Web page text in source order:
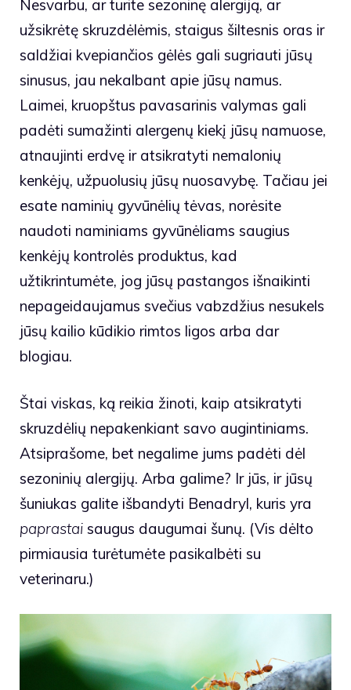
Nesvarbu, ar turite sezoninę alergiją, ar
užsikrėtę skruzdėlėmis, staigus šiltesnis oras ir
saldžiai kvepiančios gėlės gali sugriauti jūsų
sinusus, jau nekalbant apie jūsų namus.
Laimei, kruopštus pavasarinis valymas gali
padėti sumažinti alergenų kiekį jūsų namuose,
atnaujinti erdvę ir atsikratyti nemalonių
kenkėjų, užpuolusių jūsų nuosavybę. Tačiau jei
esate naminių gyvūnėlių tėvas, norėsite
naudoti naminiams gyvūnėliams saugius
kenkėjų kontrolės produktus, kad
užtikrintumėte, jog jūsų pastangos išnaikinti
nepageidaujamus svečius vabzdžius nesukels
jūsų kailio kūdikio rimtos ligos arba dar
blogiau.
Štai viskas, ką reikia žinoti, kaip atsikratyti
skruzdėlių nepakenkiant savo augintiniams.
Atsiprašome, bet negalime jums padėti dėl
sezoninių alergijų. Arba galime? Ir jūs, ir jūsų
šuniukas galite išbandyti Benadryl, kuris yra
paprastai saugus daugumai šunų. (Vis dėlto
pirmiausia turėtumėte pasikalbėti su
veterinaru.)